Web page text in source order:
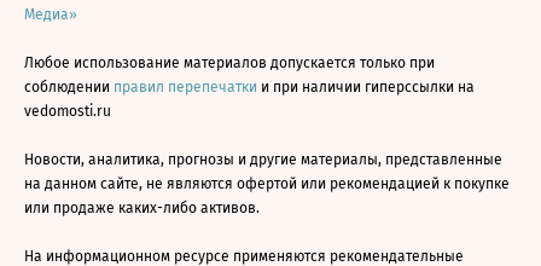
Медиа»
Любое использование материалов допускается только при
соблюдении правил перепечатки и при наличии гиперссылки на
vedomosti.ru
Новости, аналитика, прогнозы и другие материалы, представленные
на данном сайте, не являются офертой или рекомендацией к покупке
или продаже каких-либо активов.
На информационном ресурсе применяются рекомендательные